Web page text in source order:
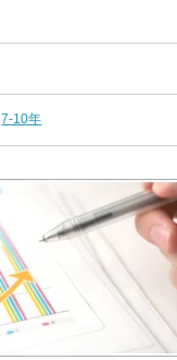
7-10年